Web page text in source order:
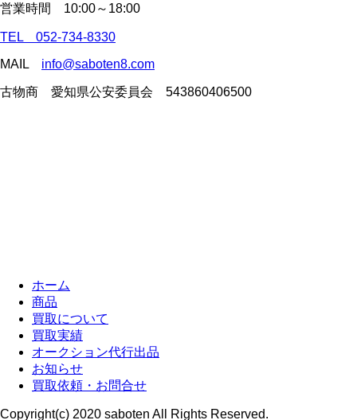
営業時間 10:00～18:00
TEL 052-734-8330
MAIL info@saboten8.com
古物商 愛知県公安委員会 543860406500
ホーム
商品
買取について
買取実績
オークション代行出品
お知らせ
買取依頼・お問合せ
Copyright(c) 2020 saboten All Rights Reserved.